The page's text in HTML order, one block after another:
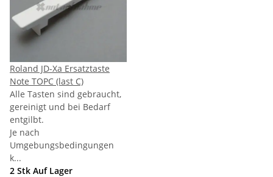
Roland JD-Xa Ersatztaste
Note TOPC (last C)
Alle Tasten sind gebraucht,
gereinigt und bei Bedarf
entgilbt.
Je nach
Umgebungsbedingungen
k...
2 Stk Auf Lager